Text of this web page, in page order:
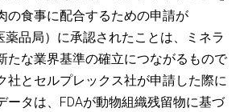
の食事に配合するための申請が
薬品局）に承認されたことは、ミネラ
たな業界基準の確立につながるもので
社とセルプレックス社が申請した際に
ータは、FDAが動物組織残留物に基づ